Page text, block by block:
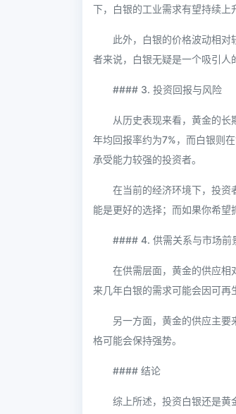
下，白银的工业需求有望持续上
此外，白银的价格波动相
者来说，白银无疑是一个吸引人
#### 3. 投资回报与风险
从历史表现来看，黄金的
年均回报率约为7%，而白银则
承受能力较强的投资者。
在当前的经济环境下，投资
能是更好的选择；而如果你希望
#### 4. 供需关系与市场前
在供需层面，黄金的供应相
来几年白银的需求可能会因可再
另一方面，黄金的供应主
格可能会保持强势。
#### 结论
综上所述，投资白银还是黄